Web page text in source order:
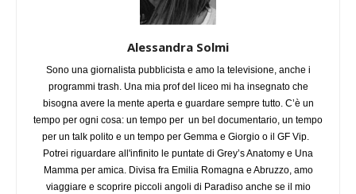
Alessandra Solmi
Sono una giornalista pubblicista e amo la televisione, anche i
programmi trash. Una mia prof del liceo mi ha insegnato che
bisogna avere la mente aperta e guardare sempre tutto. C’è un
tempo per ogni cosa: un tempo per un bel documentario, un tempo
per un talk polito e un tempo per Gemma e Giorgio o il GF Vip.
Potrei riguardare all'infinito le puntate di Grey’s Anatomy e Una
Mamma per amica. Divisa fra Emilia Romagna e Abruzzo, amo
viaggiare e scoprire piccoli angoli di Paradiso anche se il mio